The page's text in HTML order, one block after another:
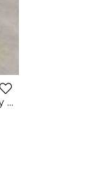
Vatkalı Taşlı Drape Detaylı Midi Boy Lacivert Jesep Kadın Elbise 26Y282